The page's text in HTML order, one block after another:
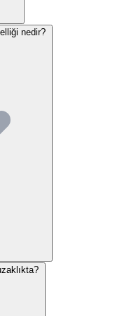
doğal
yönelik
nedir?